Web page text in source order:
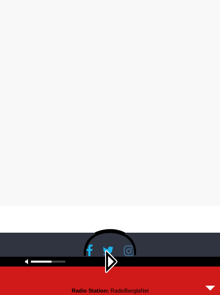
Copyright © 2026RadioBanglaNet. All rights reserved.
Radio Station: RadioBanglaNet